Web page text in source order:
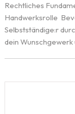
Rechtliches
Handwerksrolle
Selbstständige:r
dein